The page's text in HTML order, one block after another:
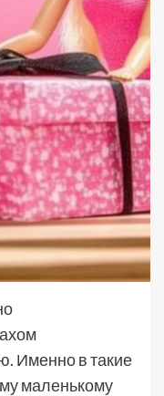
Именно в такие
маленькому